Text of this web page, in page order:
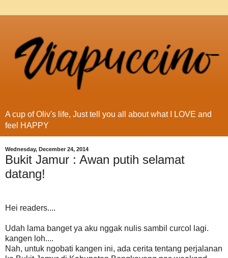
A cup of Oliv's life, Just tell you all about what I LOVE and
feel HAPPY
Wednesday, December 24, 2014
Bukit Jamur : Awan putih selamat
datang!
Hei readers....
Udah lama banget ya aku nggak nulis sambil curcol lagi.
kangen loh....
Nah, untuk ngobati kangen ini, ada cerita tentang perjalanan